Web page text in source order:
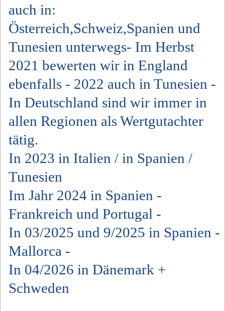
auch in:
Österreich,Schweiz,Spanien und
Tunesien unterwegs- Im Herbst
2021 bewerten wir in England
ebenfalls - 2022 auch in Tunesien -
In Deutschland sind wir immer in
allen Regionen als Wertgutachter
tätig.
In 2023 in Italien / in Spanien /
Tunesien
Im Jahr 2024 in Spanien -
Frankreich und Portugal -
In 03/2025 und 9/2025 in Spanien -
Mallorca -
In 04/2026 in Dänemark +
Schweden